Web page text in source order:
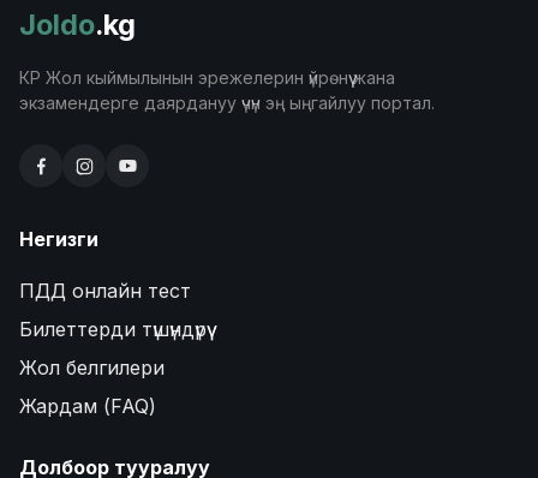
Joldo.kg
КР Жол кыймылынын эрежелерин үйрөнүү жана
экзамендерге даярдануу үчүн эң ыңгайлуу портал.
Негизги
ПДД онлайн тест
Билеттерди түшүндүрүү
Жол белгилери
Жардам (FAQ)
Долбоор тууралуу